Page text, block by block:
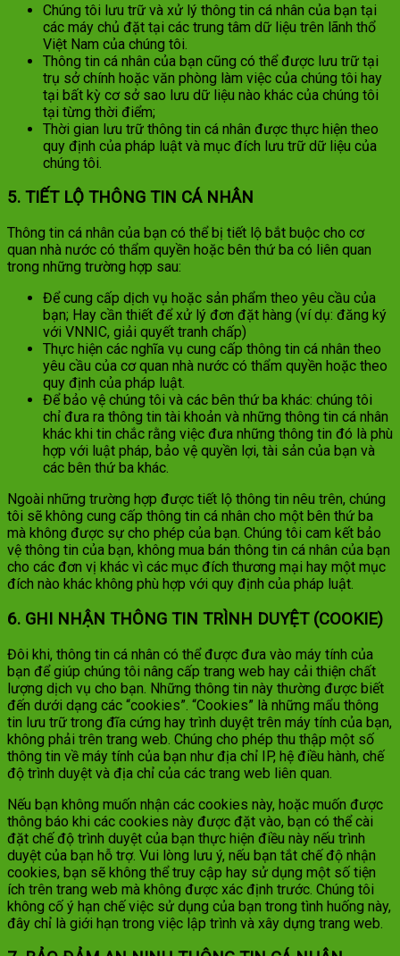
Chúng tôi lưu trữ và xử lý thông tin cá nhân của bạn tại
các máy chủ đặt tại các trung tâm dữ liệu trên lãnh thổ
Việt Nam của chúng tôi.
Thông tin cá nhân của bạn cũng có thể được lưu trữ tại
trụ sở chính hoặc văn phòng làm việc của chúng tôi hay
tại bất kỳ cơ sở sao lưu dữ liệu nào khác của chúng tôi
tại từng thời điểm;
Thời gian lưu trữ thông tin cá nhân được thực hiện theo
quy định của pháp luật và mục đích lưu trữ dữ liệu của
chúng tôi.
5. TIẾT LỘ THÔNG TIN CÁ NHÂN
Thông tin cá nhân của bạn có thể bị tiết lộ bắt buộc cho cơ
quan nhà nước có thẩm quyền hoặc bên thứ ba có liên quan
trong những trường hợp sau:
Để cung cấp dịch vụ hoặc sản phẩm theo yêu cầu của
bạn; Hay cần thiết để xử lý đơn đặt hàng (ví dụ: đăng ký
với VNNIC, giải quyết tranh chấp)
Thực hiện các nghĩa vụ cung cấp thông tin cá nhân theo
yêu cầu của cơ quan nhà nước có thẩm quyền hoặc theo
quy định của pháp luật.
Để bảo vệ chúng tôi và các bên thứ ba khác: chúng tôi
chỉ đưa ra thông tin tài khoản và những thông tin cá nhân
khác khi tin chắc rằng việc đưa những thông tin đó là phù
hợp với luật pháp, bảo vệ quyền lợi, tài sản của bạn và
các bên thứ ba khác.
Ngoài những trường hợp được tiết lộ thông tin nêu trên, chúng
tôi sẽ không cung cấp thông tin cá nhân cho một bên thứ ba
mà không được sự cho phép của bạn. Chúng tôi cam kết bảo
vệ thông tin của bạn, không mua bán thông tin cá nhân của bạn
cho các đơn vị khác vì các mục đích thương mại hay một mục
đích nào khác không phù hợp với quy định của pháp luật.
6. GHI NHẬN THÔNG TIN TRÌNH DUYỆT (COOKIE)
Đôi khi, thông tin cá nhân có thể được đưa vào máy tính của
bạn để giúp chúng tôi nâng cấp trang web hay cải thiện chất
lượng dịch vụ cho bạn. Những thông tin này thường được biết
đến dưới dạng các “cookies”. “Cookies” là những mẩu thông
tin lưu trữ trong đĩa cứng hay trình duyệt trên máy tính của bạn,
không phải trên trang web. Chúng cho phép thu thập một số
thông tin về máy tính của bạn như địa chỉ IP, hệ điều hành, chế
độ trình duyệt và địa chỉ của các trang web liên quan.
Nếu bạn không muốn nhận các cookies này, hoặc muốn được
thông báo khi các cookies này được đặt vào, bạn có thể cài
đặt chế độ trình duyệt của bạn thực hiện điều này nếu trình
duyệt của bạn hỗ trợ. Vui lòng lưu ý, nếu bạn tắt chế độ nhận
cookies, bạn sẽ không thể truy cập hay sử dụng một số tiện
ích trên trang web mà không được xác định trước. Chúng tôi
không cố ý hạn chế việc sử dụng của bạn trong tình huống này,
đây chỉ là giới hạn trong việc lập trình và xây dựng trang web.